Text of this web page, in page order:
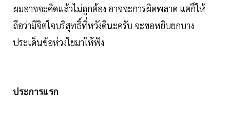
ผมอาจจะคิดแล้วไม่ถูกต้อง อาจจะการผิดพลาด แต่ก็ให้
ถือว่ามีจิตใจบริสุทธิ์ที่หวังดีนะครับ จะขอหยิบยกบาง
ประเด็นข้อห่วงใยมาให้ฟัง
ประการแรก